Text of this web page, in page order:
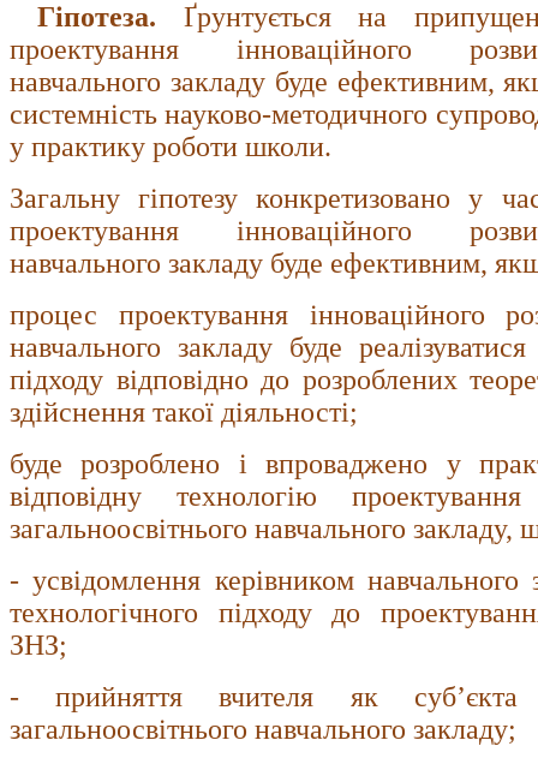
Гіпотеза. Ґрунтується на
проектування інноваційного
навчального закладу буде ефективним,
системність науково-методичного
у практику роботи школи.
Загальну гіпотезу конкретизовано у
проектування інноваційного
навчального закладу буде ефективним,
процес проектування інноваційного
навчального закладу буде
підходу відповідно до розроблених
здійснення такої діяльності;
буде розроблено і впроваджено у
відповідну технологію
загальноосвітнього навчального закладу,
- усвідомлення керівником навчального
технологічного підходу до
ЗНЗ;
- прийняття вчителя як суб’єкта
загальноосвітнього навчального закладу;